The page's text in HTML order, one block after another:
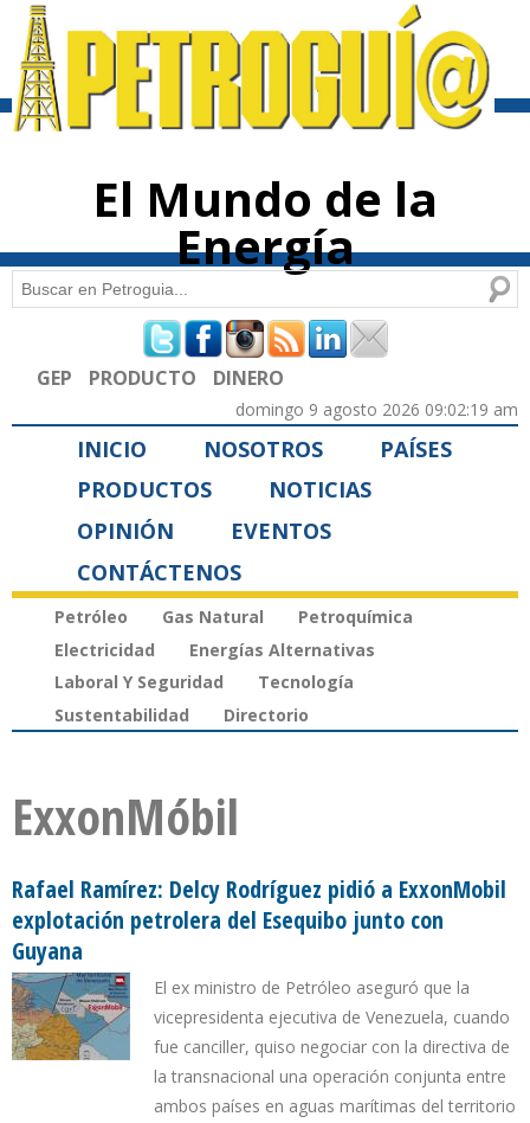
contenido
El Mundo de la
Energía
Formulario de búsqueda
Buscar
GEP PRODUCTO DINERO
domingo 9 agosto 2026 09:02:19 am
INICIO NOSOTROS
PAÍSES
PRODUCTOS
NOTICIAS
OPINIÓN
EVENTOS
CONTÁCTENOS
Petróleo Gas Natural
Petroquímica
Electricidad
Energías Alternativas
Laboral Y Seguridad
Tecnología
Sustentabilidad
Directorio
ExxonMóbil
Rafael Ramírez: Delcy Rodríguez pidió a ExxonMobil
explotación petrolera del Esequibo junto con
Guyana
El ex ministro de Petróleo aseguró que la
vicepresidenta ejecutiva de Venezuela, cuando
fue canciller, quiso negociar con la directiva de
la transnacional una operación conjunta entre
ambos países en aguas marítimas del territorio